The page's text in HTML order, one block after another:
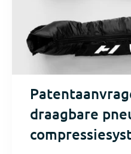
draagbare